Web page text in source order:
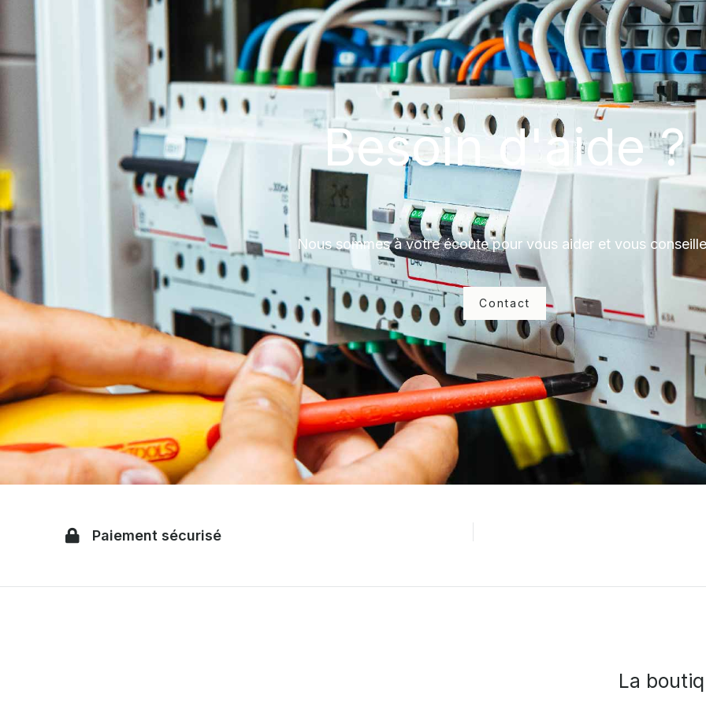
Besoin d'aide ?
Nous sommes à votre écoute pour vous aider et vous
Contact
Paiement sécurisé
La